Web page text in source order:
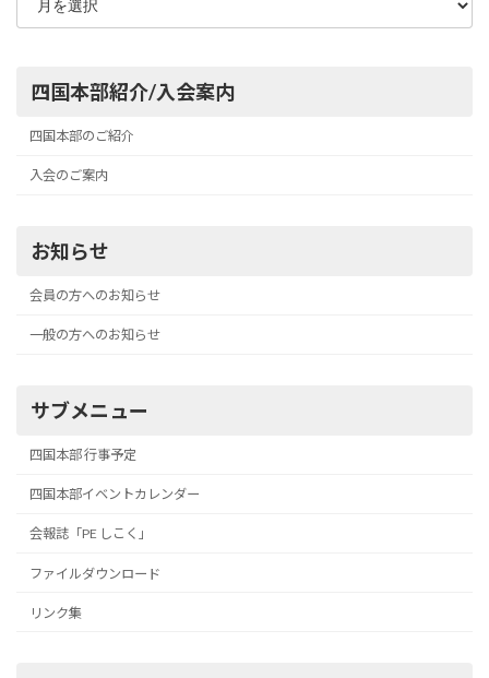
四国本部紹介/入会案内
四国本部のご紹介
入会のご案内
お知らせ
会員の方へのお知らせ
一般の方へのお知らせ
サブメニュー
四国本部 行事予定
四国本部イベントカレンダー
会報誌「PE しこく」
ファイルダウンロード
リンク集